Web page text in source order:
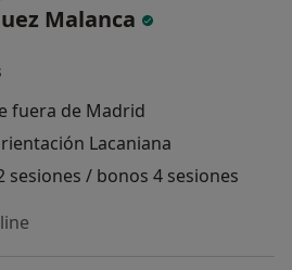
Malanca
fuera de Madrid
Lacaniana
sesiones / bonos 4 sesiones